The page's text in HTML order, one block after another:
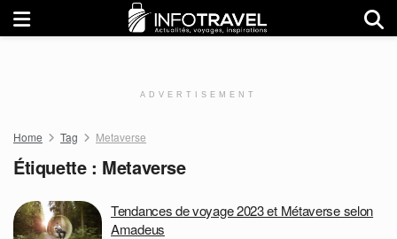
ADVERTISEMENT
Home Tag Metaverse
Étiquette : Metaverse
Tendances de voyage 2023 et Métaverse selon
Amadeus